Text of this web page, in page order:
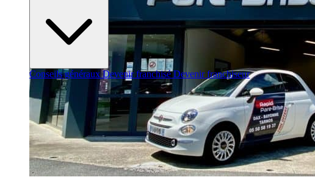
Conseils généraux Devenir franchisé Devenir franchiseur